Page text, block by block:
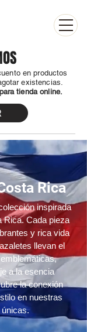
en productos
existencias.
tienda online.
Rica
inspirada
Rica. Cada pieza
y rica vida
llevan el
a la esencia
la conexión
en nuestras